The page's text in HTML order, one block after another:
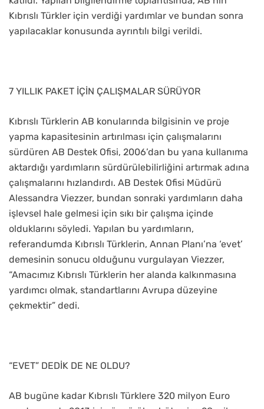
Kıbrıslı Türkler için verdiği yardımlar ve bundan sonra
yapılacaklar konusunda ayrıntılı bilgi verildi.
7 YILLIK PAKET İÇİN ÇALIŞMALAR SÜRÜYOR
Kıbrıslı Türklerin AB konularında bilgisinin ve proje
yapma kapasitesinin artırılması için çalışmalarını
sürdüren AB Destek Ofisi, 2006’dan bu yana kullanıma
aktardığı yardımların sürdürülebilirliğini artırmak adına
çalışmalarını hızlandırdı. AB Destek Ofisi Müdürü
Alessandra Viezzer, bundan sonraki yardımların daha
işlevsel hale gelmesi için sıkı bir çalışma içinde
olduklarını söyledi. Yapılan bu yardımların,
referandumda Kıbrıslı Türklerin, Annan Planı’na ‘evet’
demesinin sonucu olduğunu vurgulayan Viezzer,
“Amacımız Kıbrıslı Türklerin her alanda kalkınmasına
yardımcı olmak, standartlarını Avrupa düzeyine
çekmektir” dedi.
“EVET” DEDİK DE NE OLDU?
AB bugüne kadar Kıbrıslı Türklere 320 milyon Euro